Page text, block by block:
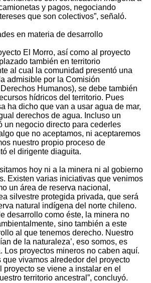
y pagos, negociando
que son colectivos”, señaló.
en materia de desarrollo
El Morro, así como al proyecto
también en territorio
al cual la comunidad presentó una
admisible por la Comisión
Humanos), se debe también
hídricos del territorio. Pues
ha dicho que van a usar agua de mar,
derechos de agua. Incluso un
un negocio directo para cederles
que no aceptamos, ni aceptaremos
nuestro propio proceso de
el dirigente diaguita.
hoy ni a la minera ni al gobierno
Existen varias iniciativas que venimos
un área de reserva nacional,
silvestre protegida privada, que será
natural indígena del norte chileno.
desarrollo como éste, la minera no
sino también a este
al que tenemos derecho. Nuestro
de la naturaleza’, eso somos, es
Los proyectos mineros no caben aquí.
que vivamos alrededor del proyecto
proyecto se viene a instalar en el
territorio ancestral”, concluyó.